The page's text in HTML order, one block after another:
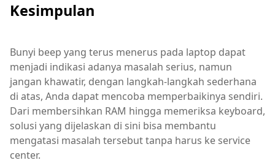
Kesimpulan
Bunyi beep yang terus menerus pada laptop dapat
menjadi indikasi adanya masalah serius, namun
jangan khawatir, dengan langkah-langkah sederhana
di atas, Anda dapat mencoba memperbaikinya sendiri.
Dari membersihkan RAM hingga memeriksa keyboard,
solusi yang dijelaskan di sini bisa membantu
mengatasi masalah tersebut tanpa harus ke service
center.